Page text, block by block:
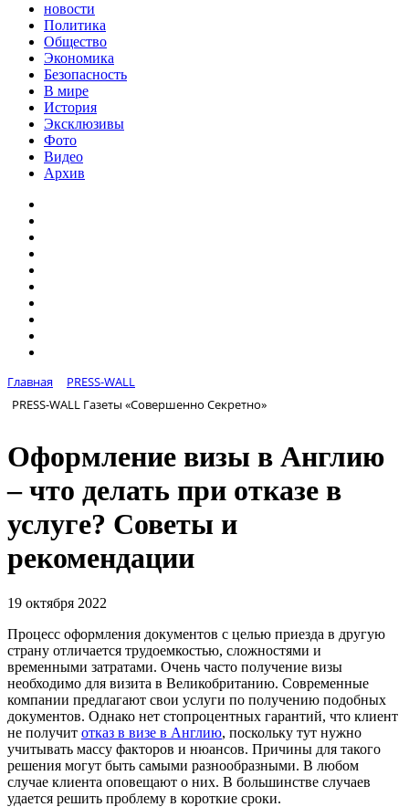
новости
Политика
Общество
Экономика
Безопасность
В мире
История
Эксклюзивы
Фото
Видео
Архив
Главная
PRESS-WALL
PRESS-WALL Газеты «Совершенно Секретно»
Оформление визы в Англию
– что делать при отказе в
услуге? Советы и
рекомендации
19 октября 2022
Процесс оформления документов с целью приезда в другую
страну отличается трудоемкостью, сложностями и
временными затратами. Очень часто получение визы
необходимо для визита в Великобританию. Современные
компании предлагают свои услуги по получению подобных
документов. Однако нет стопроцентных гарантий, что клиент
не получит отказ в визе в Англию, поскольку тут нужно
учитывать массу факторов и нюансов. Причины для такого
решения могут быть самыми разнообразными. В любом
случае клиента оповещают о них. В большинстве случаев
удается решить проблему в короткие сроки.